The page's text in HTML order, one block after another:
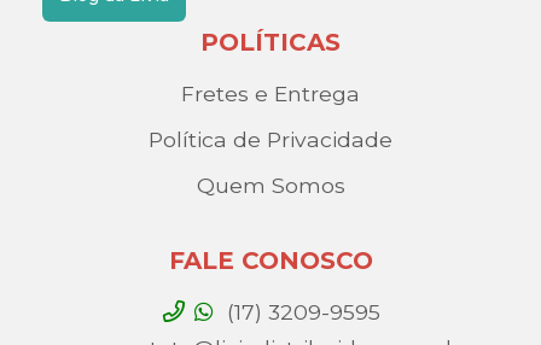
POLÍTICAS
Fretes e Entrega
Política de Privacidade
Quem Somos
FALE CONOSCO
(17) 3209-9595